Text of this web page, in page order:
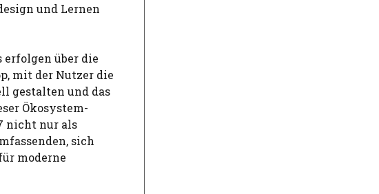
und Lernen
erfolgen über die
mit der Nutzer die
gestalten und das
Ökosystem-
nicht nur als
sich
moderne